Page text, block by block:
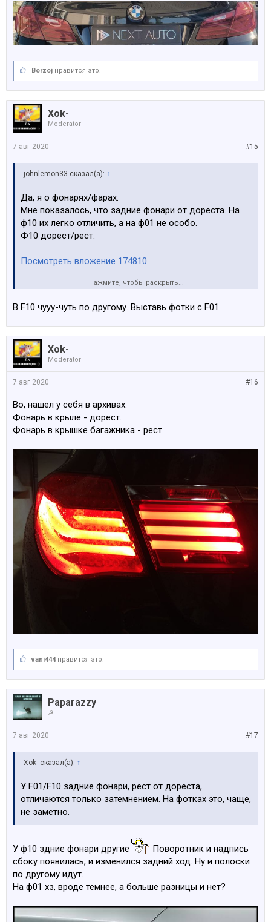
Borzoj нравится это.
Xok-
Moderator
#15
7 авг 2020
johnlemon33 сказал(а): ↑
Да, я о фонарях/фарах.
Мне показалось, что задние фонари от дореста. На
ф10 их легко отличить, а на ф01 не особо.
Ф10 дорест/рест:
Посмотреть вложение 174810
Посмотреть вложение 174811
Нажмите, чтобы раскрыть...
В F10 чууу-чуть по другому. Выставь фотки с F01.
Xok-
Moderator
#16
7 авг 2020
Во, нашел у себя в архивах.
Фонарь в крыле - дорест.
Фонарь в крышке багажника - рест.
vani444нравится это.
Paparazzy
☭
#17
7 авг 2020
Xok- сказал(а): ↑
У F01/F10 задние фонари, рест от дореста,
отличаются только затемнением. На фотках это, чаще,
не заметно.
У ф10 здние фонари другие
Поворотник и надпись
сбоку появилась, и изменился задний ход. Ну и полоски
по другому идут.
На ф01 хз, вроде темнее, а больше разницы и нет?